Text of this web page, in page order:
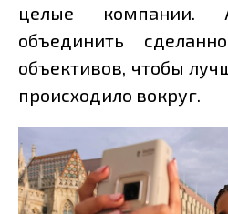
целые
объединить
объективов, чтобы
происходило вокруг.